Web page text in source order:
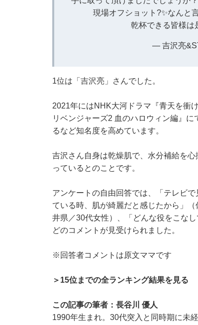
現場オフショット?✨なんと
乾杯できる皆様は
— 吉沢亮
1位は「吉沢亮」さんでした。
2021年にはNHK大河ドラマ『青天を衝
リベンジャーズ2 血のハロウィン編』
るなど知名度を高めています。
吉沢さん自身は乾燥肌で、水分補給を
っているとのことです。
アンケートの自由回答では、「テレビ
ている時、肌が綺麗だと感じたから」
井県／30代女性）、「どんな役をこな
どのコメントが見受けられました。
※回答者コメントは原文ママです
＞15位までの全ランキング結果を見る
この記事の筆者：長谷川 優人
1990年生まれ。30代突入と同時期に未